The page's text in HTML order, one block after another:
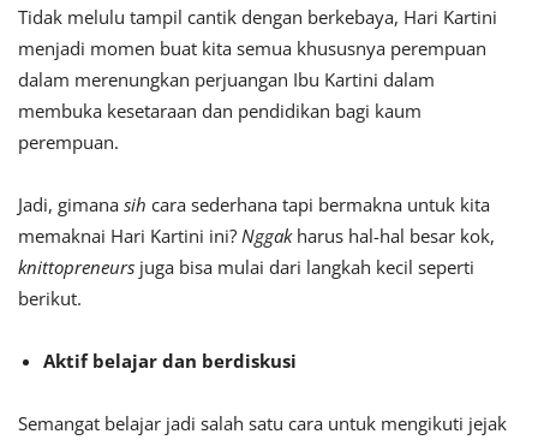
Tidak melulu tampil cantik dengan berkebaya, Hari Kartini
menjadi momen buat kita semua khususnya perempuan
dalam merenungkan perjuangan Ibu Kartini dalam
membuka kesetaraan dan pendidikan bagi kaum
perempuan.
Jadi, gimana sih cara sederhana tapi bermakna untuk kita
memaknai Hari Kartini ini? Nggakharus hal-hal besar kok,
knittopreneurs juga bisa mulai dari langkah kecil seperti
berikut.
Aktif belajar dan berdiskusi
Semangat belajar jadi salah satu cara untuk mengikuti jejak